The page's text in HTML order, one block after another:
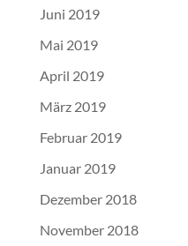
Juni 2019
Mai 2019
April 2019
März 2019
Februar 2019
Januar 2019
Dezember 2018
November 2018